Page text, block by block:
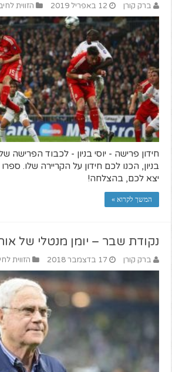
ברק קורן 12 באפריל 2019 הזווית
חידון פרישה - יוסי בניון - לכבוד הפרישה
בניון, הכנו לכם חידון על הקריירה שלו.
יצא לכם, בהצלחה!
המשך לקרוא »
נקודת שבר – יומן מנטלי של
ברק קורן 17 בדצמבר 2018 הזווית